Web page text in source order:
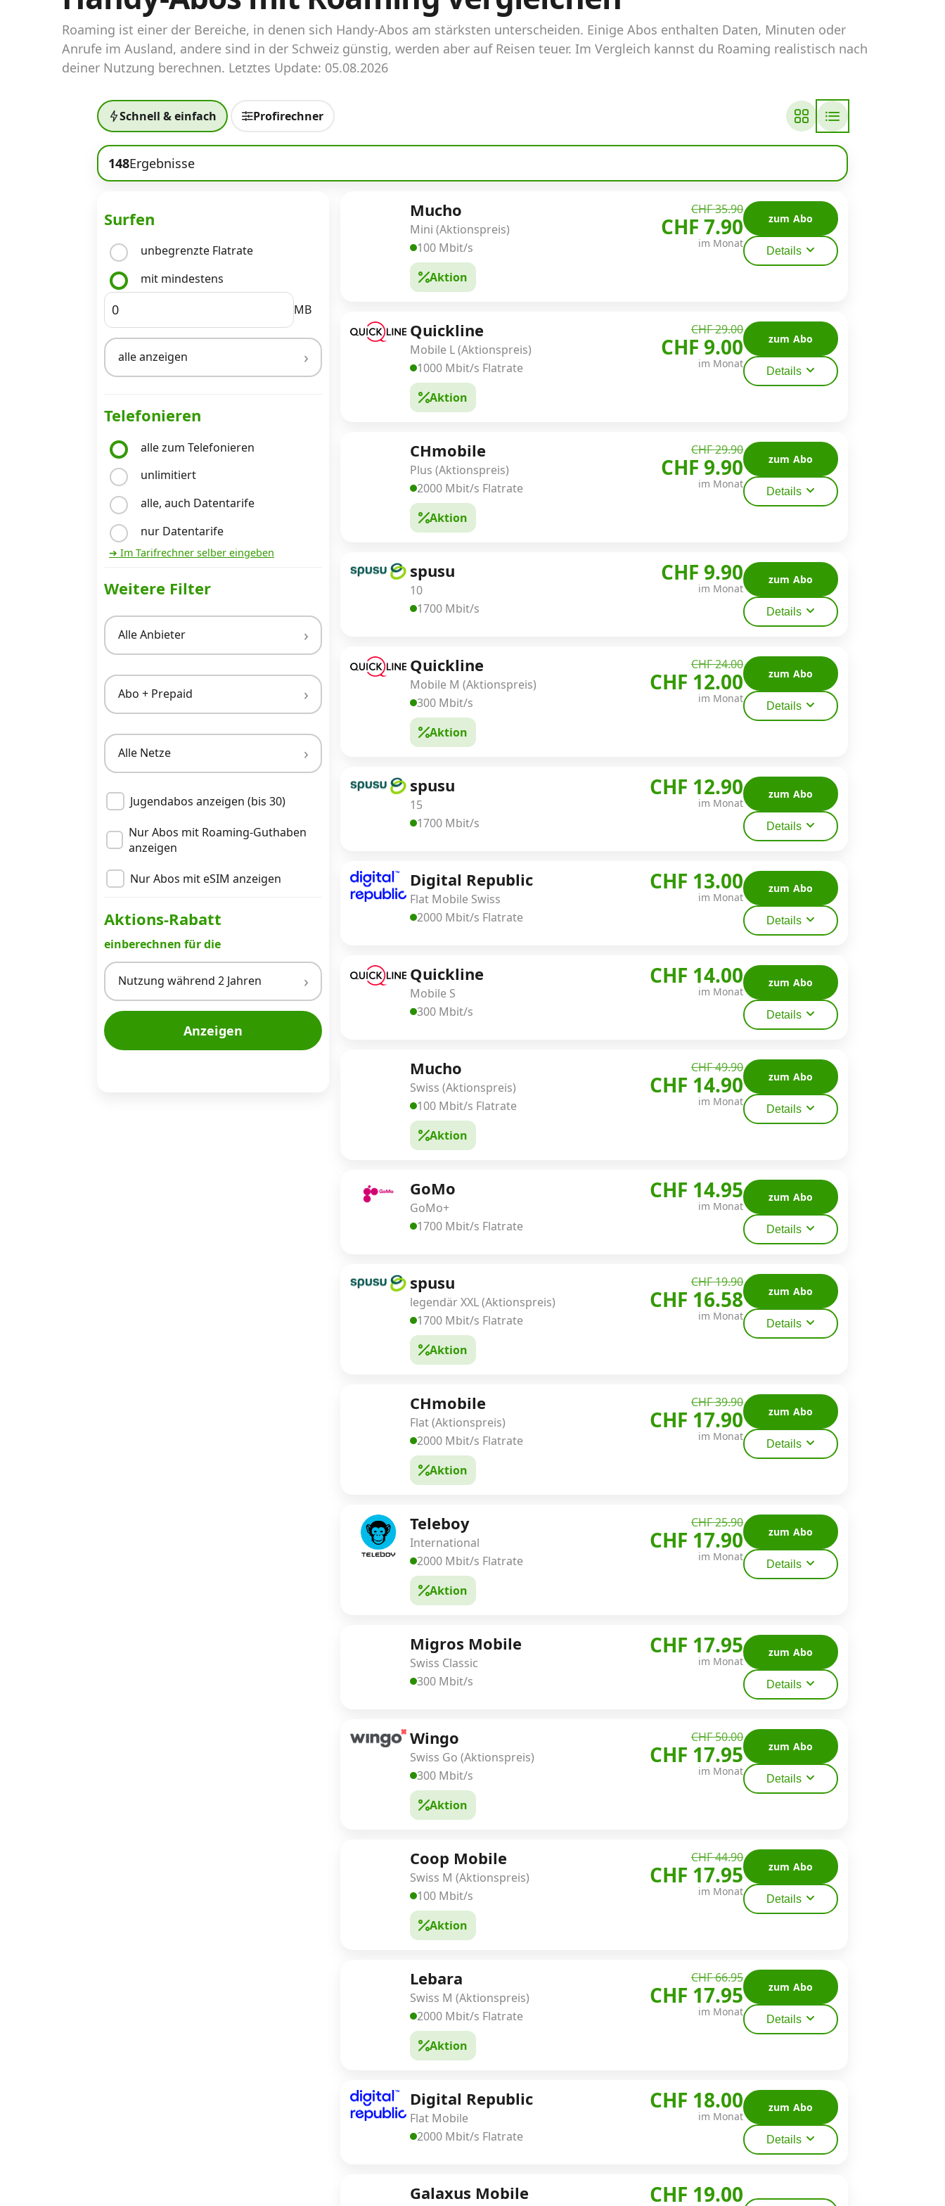
Abos für Tablets, Hotspots und Smart
Tarifrechner Handy-Abo
Der gute alte Tarifrechner im neuen Design
Alle Anbieter
Mobilfunknetz Schweiz
Roaming-Tarife abfragen
Handy-Abo-Aktionen
Handy-Abo kündigen oder wechseln
Alle Mobile-Vergleiche
Internet, TV, Telefon
Kombi-Angebote
Impressum
Roaming ist einer der Bereiche, in denen sich Handy-Abos am stärksten unterscheiden. Einige Abos enthalten Daten, Minuten oder
Anrufe im Ausland, andere sind in der Schweiz günstig, werden aber auf Reisen teuer. Im Vergleich kannst du Roaming realistisch nach
deiner Nutzung berechnen. Letztes Update: 05.08.2026
Schnell & einfach Profirechner
148Ergebnisse
Surfen
unbegrenzte Flatrate
mit mindestens
MB
alle anzeigen
Telefonieren
alle zum Telefonieren
unlimitiert
alle, auch Datentarife
nur Datentarife
➔ Im Tarifrechner selber eingeben
Weitere Filter
Alle Anbieter
Abo + Prepaid
Alle Netze
Jugendabos anzeigen (bis 30)
Nur Abos mit Roaming-Guthaben
anzeigen
Nur Abos mit eSIM anzeigen
Aktions-Rabatt
einberechnen für die
Nutzung während 2 Jahren
Anzeigen
Mucho
Mini (Aktionspreis)
100 Mbit/s
Aktion
CHF 35.90
CHF 7.90
im Monat
zum Abo
Details
Quickline
Mobile L (Aktionspreis)
1000 Mbit/s Flatrate
Aktion
CHF 29.00
CHF 9.00
im Monat
zum Abo
Details
CHmobile
Plus (Aktionspreis)
2000 Mbit/s Flatrate
Aktion
CHF 29.90
CHF 9.90
im Monat
zum Abo
Details
spusu
10
1700 Mbit/s
CHF 9.90
im Monat
zum Abo
Details
Quickline
Mobile M (Aktionspreis)
300 Mbit/s
Aktion
CHF 24.00
CHF 12.00
im Monat
zum Abo
Details
spusu
15
1700 Mbit/s
CHF 12.90
im Monat
zum Abo
Details
Digital Republic
Flat Mobile Swiss
2000 Mbit/s Flatrate
CHF 13.00
im Monat
zum Abo
Details
Quickline
Mobile S
300 Mbit/s
CHF 14.00
im Monat
zum Abo
Details
Mucho
Swiss (Aktionspreis)
100 Mbit/s Flatrate
Aktion
CHF 49.90
CHF 14.90
im Monat
zum Abo
Details
GoMo
GoMo+
1700 Mbit/s Flatrate
CHF 14.95
im Monat
zum Abo
Details
spusu
legendär XXL (Aktionspreis)
1700 Mbit/s Flatrate
Aktion
CHF 19.90
CHF 16.58
im Monat
zum Abo
Details
CHmobile
Flat (Aktionspreis)
2000 Mbit/s Flatrate
Aktion
CHF 39.90
CHF 17.90
im Monat
zum Abo
Details
Teleboy
International
2000 Mbit/s Flatrate
Aktion
CHF 25.90
CHF 17.90
im Monat
zum Abo
Details
Migros Mobile
Swiss Classic
300 Mbit/s
CHF 17.95
im Monat
zum Abo
Details
Wingo
Swiss Go (Aktionspreis)
300 Mbit/s
Aktion
CHF 50.00
CHF 17.95
im Monat
zum Abo
Details
Coop Mobile
Swiss M (Aktionspreis)
100 Mbit/s
Aktion
CHF 44.90
CHF 17.95
im Monat
zum Abo
Details
Lebara
Swiss M (Aktionspreis)
2000 Mbit/s Flatrate
Aktion
CHF 66.95
CHF 17.95
im Monat
zum Abo
Details
Digital Republic
Flat Mobile
2000 Mbit/s Flatrate
CHF 18.00
im Monat
zum Abo
Details
Galaxus Mobile CHF 19.00